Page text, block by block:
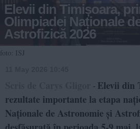
Elevii din Timișoara,
Olimpiadei Naționale
Astrofizică 2026
foto: ISJ
- Elevii din
rezultate importante la etapa
Naționale de Astronomie și